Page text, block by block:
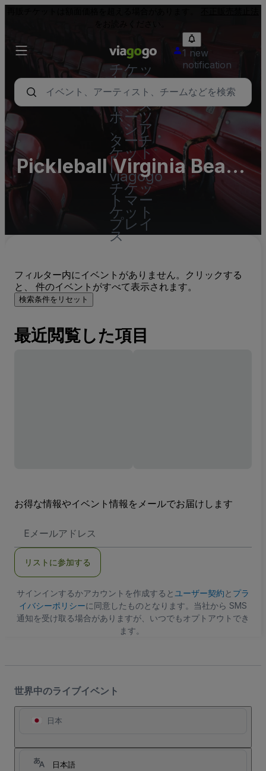
チケッ
ト - コ
ンサー
ト、ス
ポーツ
、シア
ターチ
ケット
|
viagogo
チケッ
トマー
ケット
プレイ
ス
1 new
notification
Pickleball Virginia Beach
Parking Lots (InActive)
フィルター内にイベントがありません。クリックする
と、 件のイベントがすべて表示されます。
検索条件をリセット
最近閲覧した項目
お得な情報やイベント情報をメールでお届けします
メ
ア
ス
リストに参加する
サインインするかアカウントを作成すると ユーザー契約と プラ
イバシーポリシーに同意したものとなります。当社から SMS
通知を受け取る場合がありますが、いつでもオプトアウトでき
ます。
世界中のライブイベント
日本
日本語